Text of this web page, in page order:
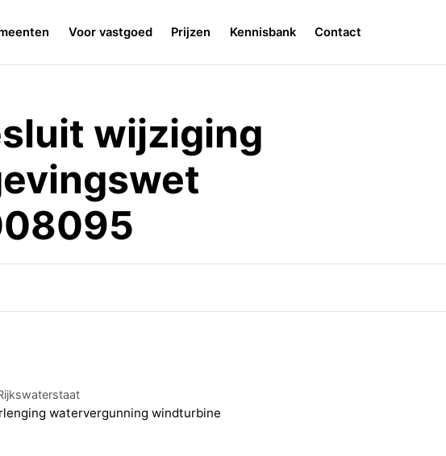
Voor vastgoed Prijzen Kennisbank Contact
wijziging
watervergunning windturbine